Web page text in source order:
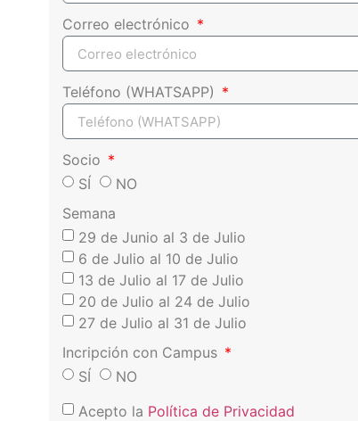
Correo electrónico
Teléfono (WHATSAPP)
Socio
SÍ
NO
Semana
29 de Junio al 3 de Julio
6 de Julio al 10 de Julio
13 de Julio al 17 de Julio
20 de Julio al 24 de Julio
27 de Julio al 31 de Julio
Incripción con Campus
SÍ
NO
Acepto la Política de Privacidad